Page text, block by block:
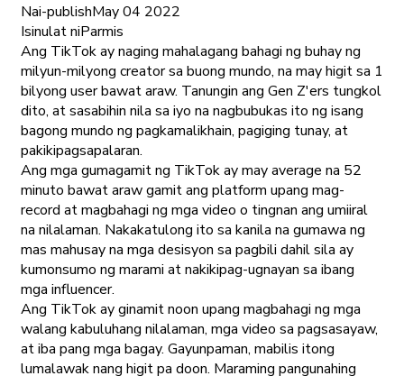
Nai-publishMay 04 2022
Isinulat niParmis
Ang TikTok ay naging mahalagang bahagi ng buhay ng
milyun-milyong creator sa buong mundo, na may higit sa 1
bilyong user bawat araw. Tanungin ang Gen Z'ers tungkol
dito, at sasabihin nila sa iyo na nagbubukas ito ng isang
bagong mundo ng pagkamalikhain, pagiging tunay, at
pakikipagsapalaran.
Ang mga gumagamit ng TikTok ay may average na 52
minuto bawat araw gamit ang platform upang mag-
record at magbahagi ng mga video o tingnan ang umiiral
na nilalaman. Nakakatulong ito sa kanila na gumawa ng
mas mahusay na mga desisyon sa pagbili dahil sila ay
kumonsumo ng marami at nakikipag-ugnayan sa ibang
mga influencer.
Ang TikTok ay ginamit noon upang magbahagi ng mga
walang kabuluhang nilalaman, mga video sa pagsasayaw,
at iba pang mga bagay. Gayunpaman, mabilis itong
lumalawak nang higit pa doon. Maraming pangunahing